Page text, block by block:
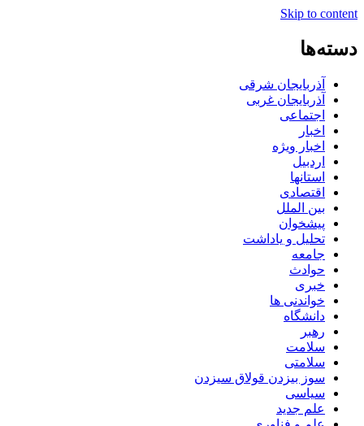
Skip to content
دسته‌ها
آذربایجان شرقی
آذربایجان غربی
اجتماعی
اخبار
اخبار ویژه
اردبیل
استانها
اقتصادی
بین الملل
پیشخوان
تحلیل و یاداشت
جامعه
حوادث
خبری
خواندنی ها
دانشگاه
رهبر
سلامت
سلامتی
سوز بیزدن قولاق سیزدن
سیاسی
علم جدید